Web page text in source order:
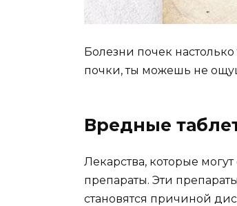
Болезни почек
почки, ты можешь не
Вредные
Лекарства, которые
препараты. Эти
становятся причиной